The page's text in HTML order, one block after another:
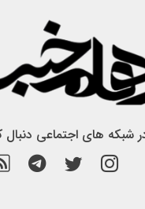
شبکه های اجتماعی دنبال